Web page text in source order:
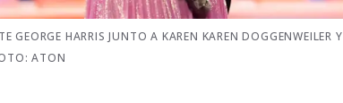
GEORGE HARRIS JUNTO A KAREN KAREN DOGGENWEILER
ATON